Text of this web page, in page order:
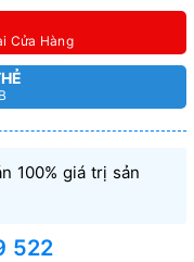
Cửa Hàng
100% giá trị sản
522